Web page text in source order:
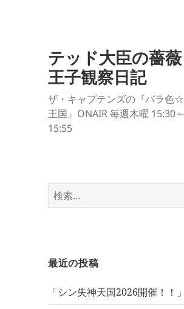
テッド大臣の薔薇
王子観察日記
ザ・キャプテンズの『バラ色☆
王国』ONAIR 毎週木曜 15:30～
15:55
検
索:
最近の投稿
「シン失神天国2026開催！！」